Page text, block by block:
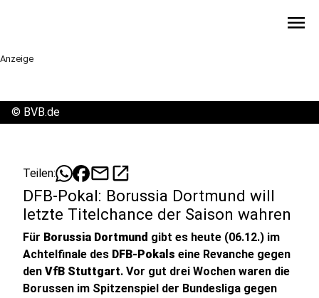
menu
Anzeige
© BVB.de
Teilen: mailopen_in_new
DFB-Pokal: Borussia Dortmund will
letzte Titelchance der Saison wahren
Für Borussia Dortmund gibt es heute (06.12.) im
Achtelfinale des DFB-Pokals eine Revanche gegen
den VfB Stuttgart. Vor gut drei Wochen waren die
Borussen im Spitzenspiel der Bundesliga gegen